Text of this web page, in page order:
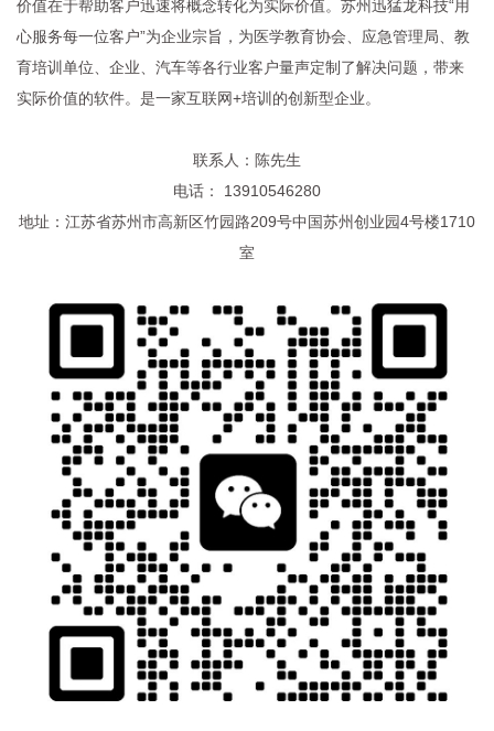
价值在于帮助客户迅速将概念转化为实际价值。苏州迅猛龙科技“用
心服务每一位客户”为企业宗旨，为医学教育协会、应急管理局、教
育培训单位、企业、汽车等各行业客户量声定制了解决问题，带来
实际价值的软件。是一家互联网+培训的创新型企业。
联系人：陈先生
电话： 13910546280
地址：江苏省苏州市高新区竹园路209号中国苏州创业园4号楼1710
室